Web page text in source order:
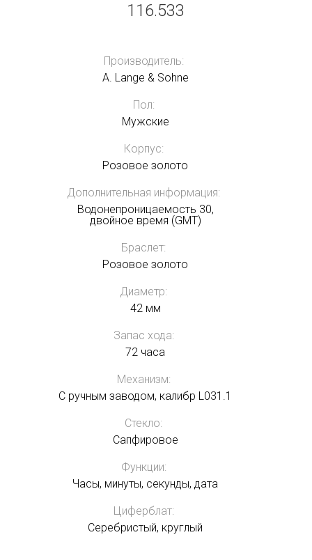
116.533
Производитель:
A. Lange & Sohne
Пол:
Мужские
Корпус:
Розовое золото
Дополнительная информация:
Водонепроницаемость 30,
двойное время (GMT)
Браслет:
Розовое золото
Диаметр:
42 мм
Запас хода:
72 часа
Механизм:
С ручным заводом, калибр L031.1
Стекло:
Сапфировое
Функции:
Часы, минуты, секунды, дата
Циферблат:
Серебристый, круглый